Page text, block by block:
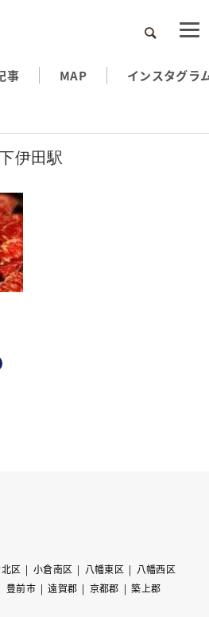
検索
事 MAP インスタグラ
伊田駅
区 小倉南区 八幡東区
八幡西区
豊前市 遠賀郡 京都郡
築上郡